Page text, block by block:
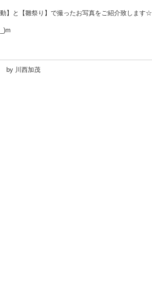
】と【雛祭り】で撮ったお写真をご紹介致します☆
by 川西加茂